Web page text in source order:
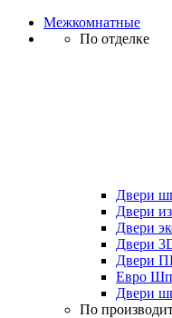
Межкомнатные
По отделке
Двери
Двери
Двери
Двери
Двери
Евро
Двери
По